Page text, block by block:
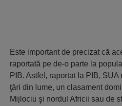
Este important de precizat că
raportată pe de-o parte la
PIB. Astfel, raportat la PIB,
ţări din lume, un clasament
Mijlociu şi nordul Africii sau de